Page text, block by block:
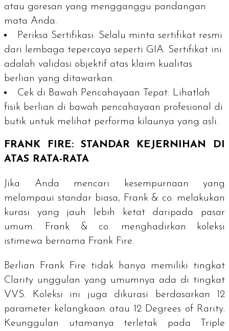
atau goresan yang mengganggu pandangan
mata Anda.
Periksa Sertifikasi: Selalu minta sertifikat resmi
dari lembaga tepercaya seperti GIA. Sertifikat ini
adalah validasi objektif atas klaim kualitas
berlian yang ditawarkan.
Cek di Bawah Pencahayaan Tepat: Lihatlah
fisik berlian di bawah pencahayaan profesional di
butik untuk melihat performa kilaunya yang asli.
FRANK FIRE: STANDAR KEJERNIHAN DI
ATAS RATA-RATA
Jika Anda mencari kesempurnaan yang
melampaui standar biasa, Frank & co. melakukan
kurasi yang jauh lebih ketat daripada pasar
umum. Frank & co. menghadirkan koleksi
istimewa bernama Frank Fire.
Berlian Frank Fire tidak hanya memiliki tingkat
Clarity unggulan yang umumnya ada di tingkat
VVS. Koleksi ini juga dikurasi berdasarkan 12
parameter kelangkaan atau 12 Degrees of Rarity.
Keunggulan utamanya terletak pada
Triple